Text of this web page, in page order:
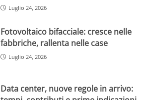
Luglio 24, 2026
Fotovoltaico bifacciale: cresce nelle
fabbriche, rallenta nelle case
Luglio 24, 2026
Data center, nuove regole in arrivo: